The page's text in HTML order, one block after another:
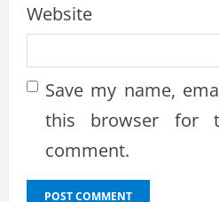
Website
Save my name,
this browser for
comment.